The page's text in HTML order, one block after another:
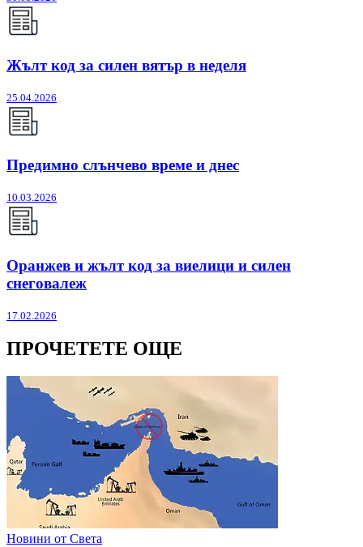
Жълт код за силен вятър в неделя
25.04.2026
Предимно слънчево време и днес
10.03.2026
Оранжев и жълт код за виелици и силен
снеговалеж
17.02.2026
ПРОЧЕТЕТЕ ОЩЕ
Новини от Света